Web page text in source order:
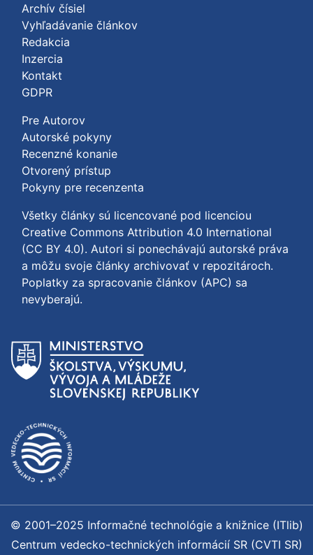
Archív čísiel
Vyhľadávanie článkov
Redakcia
Inzercia
Kontakt
GDPR
Pre Autorov
Autorské pokyny
Recenzné konanie
Otvorený prístup
Pokyny pre recenzenta
Všetky články sú licencované pod licenciou
Creative Commons Attribution 4.0 International
(CC BY 4.0). Autori si ponechávajú autorské práva
a môžu svoje články archivovať v repozitároch.
Poplatky za spracovanie článkov (APC) sa
nevyberajú.
© 2001–2025 Informačné technológie a knižnice (ITlib)
Centrum vedecko-technických informácií SR (CVTI SR)